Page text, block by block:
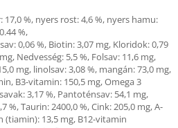
17,0 %, nyers rost: 4,6 %, nyers hamu:
%,
0,06 %, Biotin: 3,07 mg, Kloridok: 0,79
Nedvesség: 5,5 %, Folsav: 11,6 mg,
mg, linolsav: 3,08 %, mangán: 73,0 mg,
B3-vitamin: 150,5 mg, Omega 3
3,17 %, Pantoténsav: 54,1 mg,
%, Taurin: 2400,0 %, Cink: 205,0 mg, A-
(tiamin): 13,5 mg, B12-vitamin